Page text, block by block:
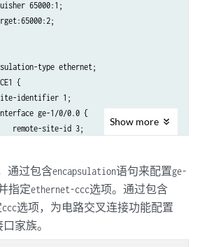
65000:1;
type ethernet;
{
identifier 1;
ge-1/0/0.0 {
remote-site-id 3;
Show more
通过包含encapsulation语句来配置ge-
指定ethernet-ccc选项。通过包含
ccc选项，为电路交叉连接功能配置
家族。